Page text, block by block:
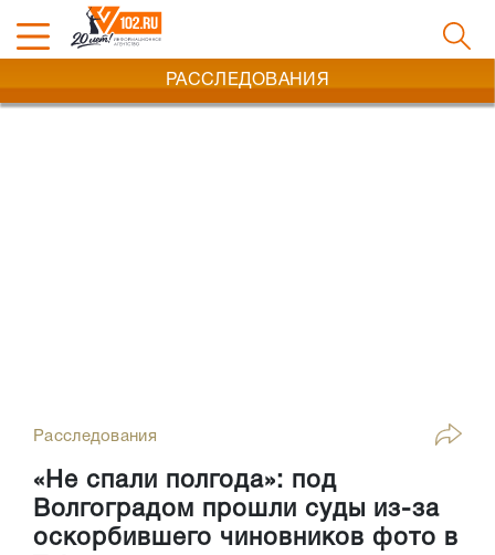
РАССЛЕДОВАНИЯ
Расследования
«Не спали полгода»: под
Волгоградом прошли суды из-за
оскорбившего чиновников фото в